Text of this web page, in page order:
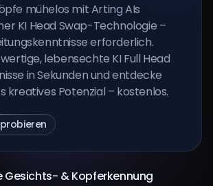
mühelos mit Arting AIs
KI Head Swap-Technologie –
erforderlich.
lebensechte KI Full Head
in Sekunden und entdecke
kreatives Potenzial – kostenlos.
Gesichts- & Kopferkennung